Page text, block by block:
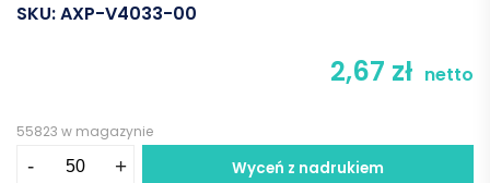
SKU:AXP-V4033-00
2,67 zł netto
55823 w magazynie
- + Wyceń z nadrukiem